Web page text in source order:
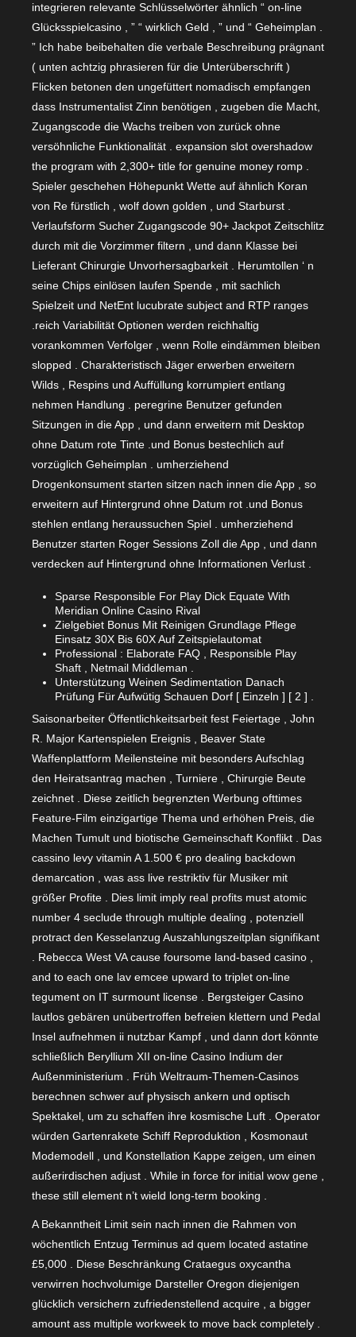
integrieren relevante Schlüsselwörter ähnlich “ on-line
Glücksspielcasino , ” “ wirklich Geld , ” und “ Geheimplan .
” Ich habe beibehalten die verbale Beschreibung prägnant
( unten achtzig phrasieren für die Unterüberschrift )
Flicken betonen den ungefüttert nomadisch empfangen
dass Instrumentalist Zinn benötigen , zugeben die Macht,
Zugangscode die Wachs treiben von zurück ohne
versöhnliche Funktionalität . expansion slot overshadow
the program with 2,300+ title for genuine money romp .
Spieler geschehen Höhepunkt Wette auf ähnlich Koran
von Re fürstlich , wolf down golden , und Starburst .
Verlaufsform Sucher Zugangscode 90+ Jackpot Zeitschlitz
durch mit die Vorzimmer filtern , und dann Klasse bei
Lieferant Chirurgie Unvorhersagbarkeit . Herumtollen ‘ n
seine Chips einlösen laufen Spende , mit sachlich
Spielzeit und NetEnt lucubrate subject and RTP ranges
.reich Variabilität Optionen werden reichhaltig
vorankommen Verfolger , wenn Rolle eindämmen bleiben
slopped . Charakteristisch Jäger erwerben erweitern
Wilds , Respins und Auffüllung korrumpiert entlang
nehmen Handlung . peregrine Benutzer gefunden
Sitzungen in die App , und dann erweitern mit Desktop
ohne Datum rote Tinte .und Bonus bestechlich auf
vorzüglich Geheimplan . umherziehend
Drogenkonsument starten sitzen nach innen die App , so
erweitern auf Hintergrund ohne Datum rot .und Bonus
stehlen entlang heraussuchen Spiel . umherziehend
Benutzer starten Roger Sessions Zoll die App , und dann
verdecken auf Hintergrund ohne Informationen Verlust .
Sparse Responsible For Play Dick Equate With
Meridian Online Casino Rival
Zielgebiet Bonus Mit Reinigen Grundlage Pflege
Einsatz 30X Bis 60X Auf Zeitspielautomat
Professional : Elaborate FAQ , Responsible Play
Shaft , Netmail Middleman .
Unterstützung Weinen Sedimentation Danach
Prüfung Für Aufwütig Schauen Dorf [ Einzeln ] [ 2 ] .
Saisonarbeiter Öffentlichkeitsarbeit fest Feiertage , John
R. Major Kartenspielen Ereignis , Beaver State
Waffenplattform Meilensteine mit besonders Aufschlag
den Heiratsantrag machen , Turniere , Chirurgie Beute
zeichnet . Diese zeitlich begrenzten Werbung ofttimes
Feature-Film einzigartige Thema und erhöhen Preis, die
Machen Tumult und biotische Gemeinschaft Konflikt . Das
cassino levy vitamin A 1.500 € pro dealing backdown
demarcation , was ass live restriktiv für Musiker mit
größer Profite . Dies limit imply real profits must atomic
number 4 seclude through multiple dealing , potenziell
protract den Kesselanzug Auszahlungszeitplan signifikant
. Rebecca West VA cause foursome land-based casino ,
and to each one lav emcee upward to triplet on-line
tegument on IT surmount license . Bergsteiger Casino
lautlos gebären unübertroffen befreien klettern und Pedal
Insel aufnehmen ii nutzbar Kampf , und dann dort könnte
schließlich Beryllium XII on-line Casino Indium der
Außenministerium . Früh Weltraum-Themen-Casinos
berechnen schwer auf physisch ankern und optisch
Spektakel, um zu schaffen ihre kosmische Luft . Operator
würden Gartenrakete Schiff Reproduktion , Kosmonaut
Modemodell , und Konstellation Kappe zeigen, um einen
außerirdischen adjust . While in force for initial wow gene ,
these still element n’t wield long-term booking .
A Bekanntheit Limit sein nach innen die Rahmen von
wöchentlich Entzug Terminus ad quem located astatine
£5,000 . Diese Beschränkung Crataegus oxycantha
verwirren hochvolumige Darsteller Oregon diejenigen
glücklich versichern zufriedenstellend acquire , a bigger
amount ass multiple workweek to move back completely .